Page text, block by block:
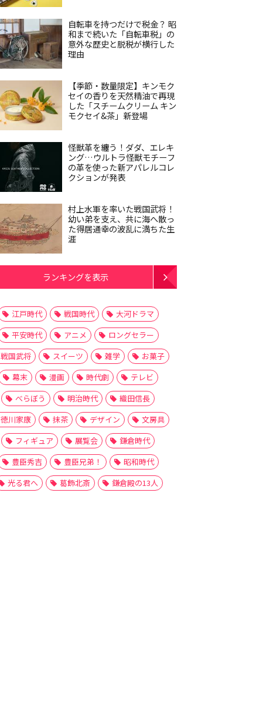
自転車を持つだけで税金？ 昭
和まで続いた「自転車税」の
意外な歴史と脱税が横行した
理由
【季節・数量限定】キンモク
セイの香りを天然精油で再現
した「スチームクリーム キン
モクセイ&茶」新登場
怪獣革を纏う！ダダ、エレキ
ング…ウルトラ怪獣モチーフ
の革を使った新アパレルコレ
クションが発表
村上水軍を率いた戦国武将！
幼い弟を支え、共に海へ散っ
た得居通幸の波乱に満ちた生
涯
ランキングを表示
江戸時代 戦国時代
大河ドラマ
平安時代
アニメ
ロングセラー
戦国武将
スイーツ 雑学
お菓子
幕末
漫画 時代劇
テレビ
べらぼう
明治時代
織田信長
徳川家康
抹茶 デザイン
文房具
フィギュア
展覧会
鎌倉時代
豊臣秀吉
豊臣兄弟！
昭和時代
光る君へ
葛飾北斎 鎌倉殿の13人